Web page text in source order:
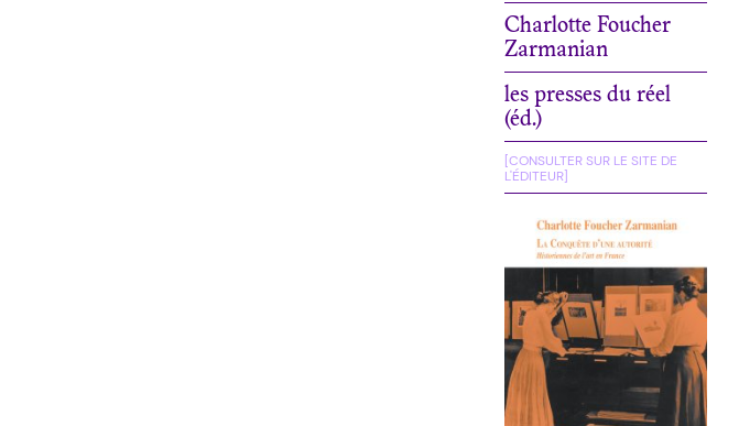
Charlotte Foucher
Zarmanian
les presses du réel
(éd.)
[CONSULTER SUR LE SITE DE
L'ÉDITEUR]